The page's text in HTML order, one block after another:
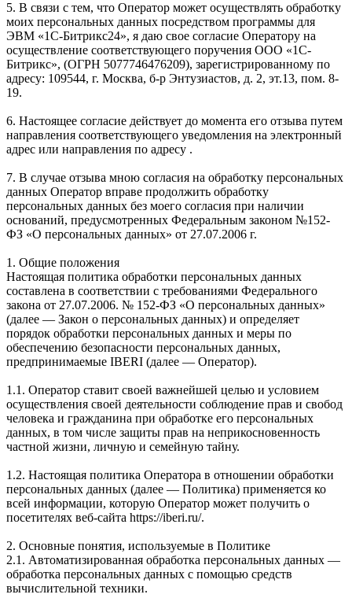
5. В связи с тем, что Оператор может осуществлять обработку
моих персональных данных посредством программы для
ЭВМ «1С-Битрикс24», я даю свое согласие Оператору на
осуществление соответствующего поручения ООО «1С-
Битрикс», (ОГРН 5077746476209), зарегистрированному по
адресу: 109544, г. Москва, б-р Энтузиастов, д. 2, эт.13, пом. 8-
19.
6. Настоящее согласие действует до момента его отзыва путем
направления соответствующего уведомления на электронный
адрес или направления по адресу .
7. В случае отзыва мною согласия на обработку персональных
данных Оператор вправе продолжить обработку
персональных данных без моего согласия при наличии
оснований, предусмотренных Федеральным законом №152-
ФЗ «О персональных данных» от 27.07.2006 г.
1. Общие положения
Настоящая политика обработки персональных данных
составлена в соответствии с требованиями Федерального
закона от 27.07.2006. № 152-ФЗ «О персональных данных»
(далее — Закон о персональных данных) и определяет
порядок обработки персональных данных и меры по
обеспечению безопасности персональных данных,
предпринимаемые IBERI (далее — Оператор).
1.1. Оператор ставит своей важнейшей целью и условием
осуществления своей деятельности соблюдение прав и свобод
человека и гражданина при обработке его персональных
данных, в том числе защиты прав на неприкосновенность
частной жизни, личную и семейную тайну.
1.2. Настоящая политика Оператора в отношении обработки
персональных данных (далее — Политика) применяется ко
всей информации, которую Оператор может получить о
посетителях веб-сайта https://iberi.ru/.
2. Основные понятия, используемые в Политике
2.1. Автоматизированная обработка персональных данных —
обработка персональных данных с помощью средств
вычислительной техники.